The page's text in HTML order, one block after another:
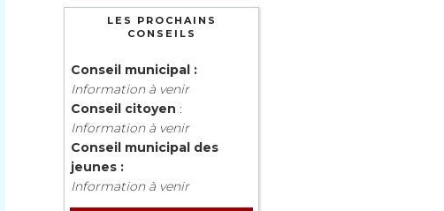
LES PROCHAINS
CONSEILS
Conseil municipal :
Information à venir
Conseil citoyen :
Information à venir
Conseil municipal des
jeunes :
Information à venir